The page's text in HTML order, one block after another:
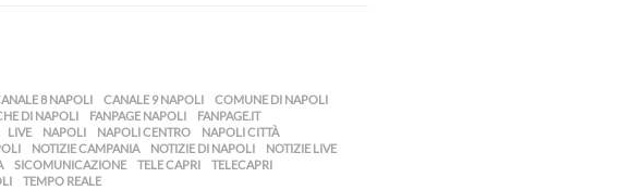
8 NAPOLI ,CANALE 9 NAPOLI ,COMUNE DI NAPOLI
DI NAPOLI ,FANPAGE NAPOLI ,FANPAGE.IT
,LIVE ,NAPOLI ,NAPOLI CENTRO ,NAPOLI CITTÀ
,NOTIZIE CAMPANIA ,NOTIZIE DI NAPOLI ,NOTIZIE LIVE
,SICOMUNICAZIONE ,TELE CAPRI ,TELECAPRI
,TEMPO REALE